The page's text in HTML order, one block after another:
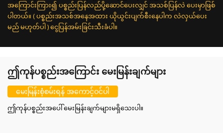
အကြောင်းကြား၍ ပစ္စည်းပြန်လည်ပို့ဆောင်ပေးလျှင် အသစ်ပြန်လဲ ပေးမှာဖြစ်
ပါတယ်။ ( ပစ္စည်းအသစ်အနေအထား ယိုယွင်းပျက်စီးနေပါက လဲလှယ်ပေး
မည် မဟုတ်ပါ ) ငွေပြန်အမ်းခြင်းသီးခံပါ။
ဤကုန်ပစ္စည်းအကြောင်း မေးမြန်းချက်များ
မေးမြန်းစုံစမ်းရန် အကောင့်ဝင်ပါ
ဤကုန်ပစ္စည်းအပေါ် မေးမြန်းချက်များမရှိသေးပါ။